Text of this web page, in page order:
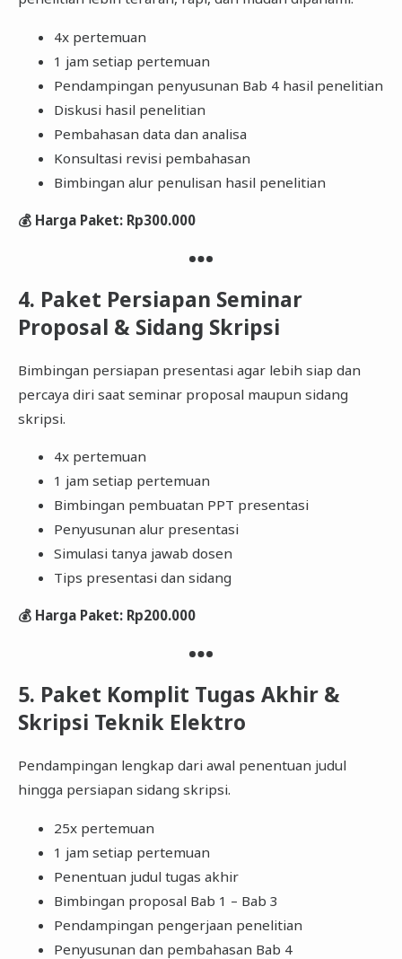
4x pertemuan
1 jam setiap pertemuan
Pendampingan penyusunan Bab 4 hasil penelitian
Diskusi hasil penelitian
Pembahasan data dan analisa
Konsultasi revisi pembahasan
Bimbingan alur penulisan hasil penelitian
💰 Harga Paket: Rp300.000
4. Paket Persiapan Seminar
Proposal & Sidang Skripsi
Bimbingan persiapan presentasi agar lebih siap dan
percaya diri saat seminar proposal maupun sidang
skripsi.
4x pertemuan
1 jam setiap pertemuan
Bimbingan pembuatan PPT presentasi
Penyusunan alur presentasi
Simulasi tanya jawab dosen
Tips presentasi dan sidang
💰 Harga Paket: Rp200.000
5. Paket Komplit Tugas Akhir &
Skripsi Teknik Elektro
Pendampingan lengkap dari awal penentuan judul
hingga persiapan sidang skripsi.
25x pertemuan
1 jam setiap pertemuan
Penentuan judul tugas akhir
Bimbingan proposal Bab 1 – Bab 3
Pendampingan pengerjaan penelitian
Penyusunan dan pembahasan Bab 4